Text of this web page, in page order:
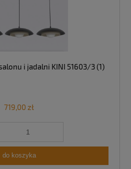
i jadalni KINI 51603/3 (1)
719,00 zł
do koszyka